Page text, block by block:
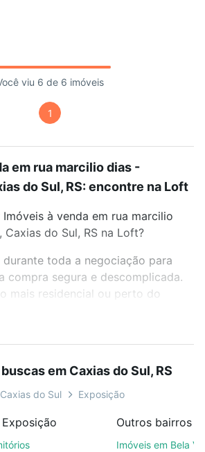
viu 6 de 6 imóveis
1
em rua marcilio dias -
do Sul, RS: encontre na Loft
à venda em rua marcilio
do Sul, RS na Loft?
toda a negociação para
compra segura e descomplicada.
mais residencial ou perto do
à venda em rua marcilio dias
do Sul, RS para conquistar seu
sem compromisso e você
de 46 mil corretores e
em Caxias do Sul, RS
do Sul Exposição
Imóveis em Bela